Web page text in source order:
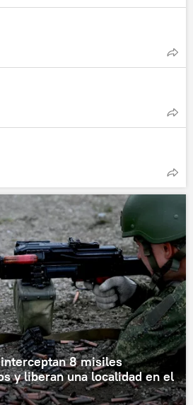
interceptan 8 misiles
y liberan una localidad en el